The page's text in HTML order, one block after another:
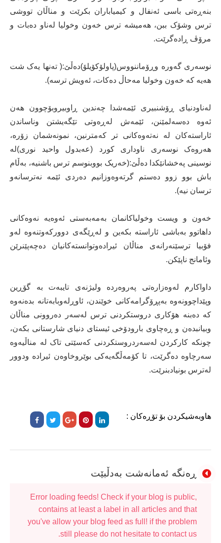
بنەڕەتی باسی ئەنفال و کیمیاباران بکرێت و مناڵان تووشی
ترس وشۆک ببن، هەمیشە ترس خەون وخولیا لەناو دەبات و
مرۆڤ ڕادەگرێت.
نوسەری گەورە وڕۆماننووس(پاولۆکۆیلۆ)دەڵێ:( تەنها یەک شت
هەیە کە خەون وخولیا مەحاڵ دەکات، ئەویش ترسە).
لەناودنیای ڕۆشنبیری ئێمەشدا چەندین ڕاوبیروبۆچوون هەن
ئەوە دەسەلمێنن، ئێمەش لەڕەوتی تێگەیشتن وناساندن
ئاراستەکان لە نەتەوەکانی تر کەمترنین، نمونەشمان زۆرە،
هەروەک نوسەری ناوداری کورد (عەبدول واحید نوری)لە
نوسینی پەخشانێکدا دەڵێ:(خەریک بووبنوسم ترس باشنیە، بەڵام
باش بوو زوو دەستم گرتەوەوزانیم دەردی ئێمە نەترسانەو
ترسان نیە).
خەون و ویست وخولیاکانمان بەمەبەستی ئەوەیە نەوەکانی
داهاتوو بەباشی ئاراستە بکەین و لەڕێگەی دوورکەوتنەوە لەو
فۆبیا ترسێنەرانەی مناڵان ئیرادەوتوانستەکانیان دەچەپێنرێن
وئامانج ناپێکن.
داواکارم لەوەزارەتی پەروەردە ولیژنەی تایبەت بە گۆڕین
وپێداچوونەوە بەپڕۆگرامەکانی خوێندن، ئاوڕلەوبابەتانە بدەنەوە
کە دەبنە هۆکاری دروستکردنی ترس لەسەر دەروونی مناڵان
وبیانبدەن و ڕەچاوی بارودۆخی ئیستای دنیای شارستانی بکەن،
چونکە کارکردن لەسەردروستکردنی کەسێتی تاک لە مناڵیەوە
سەرچاوە دەگرێت، تا کۆمەڵگەیەکی بوێروخاوەن ئیرادە ودوور
لەترس بونیادبنرێت.
هاوبەشیکردن بۆ تۆڕەکان :
ڕەنگە ئەمانەشت بەدڵبێت
Error loading feeds! Check if your blog is public,
contains at least a label in all articles and that
you've allow your blog feed as full! if the problem
still please do not hesitate to contact us.